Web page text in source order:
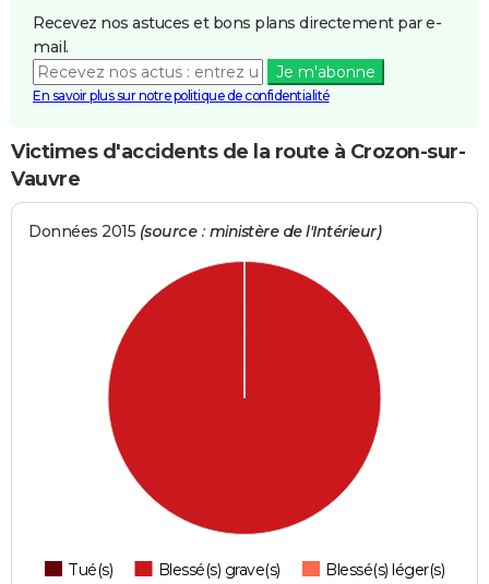
Recevez nos astuces et bons plans directement par e-
mail.
Je m'abonne
En savoir plus sur notre politique de confidentialité
Victimes d'accidents de la route à Crozon-sur-
Vauvre
Données 2015 (source : ministère de l'Intérieur)
Tué(s) Blessé(s) grave(s)
Blessé(s) léger(s)